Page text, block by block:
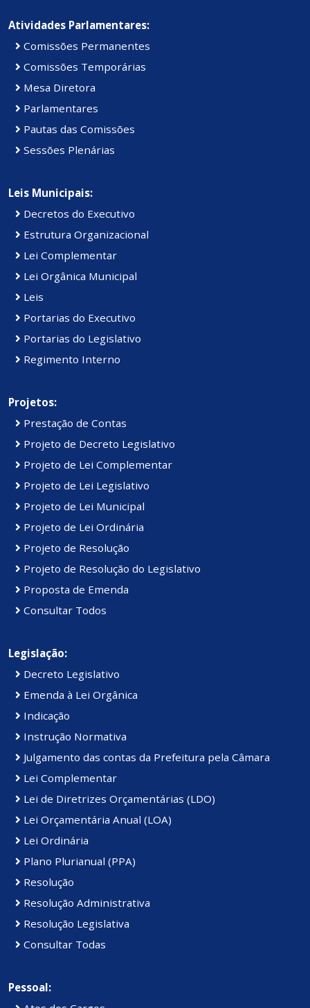
Atividades Parlamentares:
Comissões Permanentes
Comissões Temporárias
Mesa Diretora
Parlamentares
Pautas das Comissões
Sessões Plenárias
Leis Municipais:
Decretos do Executivo
Estrutura Organizacional
Lei Complementar
Lei Orgânica Municipal
Leis
Portarias do Executivo
Portarias do Legislativo
Regimento Interno
Projetos:
Prestação de Contas
Projeto de Decreto Legislativo
Projeto de Lei Complementar
Projeto de Lei Legislativo
Projeto de Lei Municipal
Projeto de Lei Ordinária
Projeto de Resolução
Projeto de Resolução do Legislativo
Proposta de Emenda
Consultar Todos
Legislação:
Decreto Legislativo
Emenda à Lei Orgânica
Indicação
Instrução Normativa
Julgamento das contas da Prefeitura pela Câmara
Lei Complementar
Lei de Diretrizes Orçamentárias (LDO)
Lei Orçamentária Anual (LOA)
Lei Ordinária
Plano Plurianual (PPA)
Resolução
Resolução Administrativa
Resolução Legislativa
Consultar Todas
Pessoal: